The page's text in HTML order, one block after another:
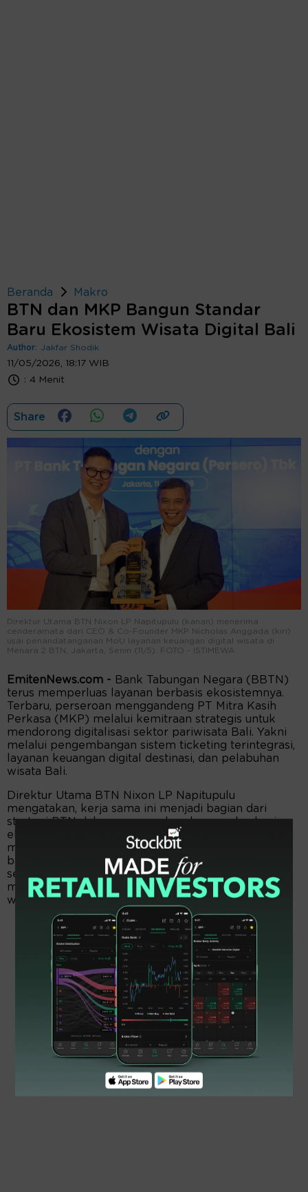
Beranda Makro
BTN dan MKP Bangun Standar
Baru Ekosistem Wisata Digital Bali
Author: Jakfar Shodik
11/05/2026, 18:17 WIB
: 4 Menit
Share
Direktur Utama BTN Nixon LP Napitupulu (kanan) menerima
cenderamata dari CEO & Co-Founder MKP Nicholas Anggada (kiri)
usai penandatanganan MoU layanan keuangan digital wisata di
Menara 2 BTN, Jakarta, Senin (11/5). FOTO - ISTIMEWA
EmitenNews.com - Bank Tabungan Negara (BBTN)
terus memperluas layanan berbasis ekosistemnya.
Terbaru, perseroan menggandeng PT Mitra Kasih
Perkasa (MKP) melalui kemitraan strategis untuk
mendorong digitalisasi sektor pariwisata Bali. Yakni
melalui pengembangan sistem ticketing terintegrasi,
layanan keuangan digital destinasi, dan pelabuhan
wisata Bali.
Direktur Utama BTN Nixon LP Napitupulu
mengatakan, kerja sama ini menjadi bagian dari
strategi BTN dalam memperluas layanan berbasis
ekosistem. Khususnya pada sektor pariwisata yang
memiliki potensi transaksi tinggi dan melibatkan
banyak pelaku usaha lokal. BTN tidak hanya hadir
sebagai penyedia layanan perbankan, tetapi juga
menjadi bagian dari keseluruhan perjalanan
wisatawan.